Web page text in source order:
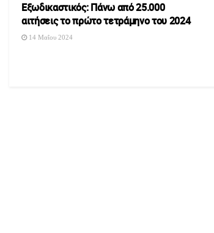
Εξωδικαστικός: Πάνω από 25.000
αιτήσεις το πρώτο τετράμηνο του 2024
14 Μαΐου 2024